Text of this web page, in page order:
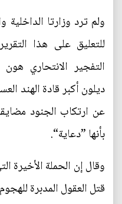
ولم ترد وزارتا
للتعليق على هذا
التفجير الانتحاري
ديلون أكبر قادة الهند
عن ارتكاب الجنود
بأنها ”دعاية“.
وقال إن الحملة الأخيرة
قتل العقول المدبرة